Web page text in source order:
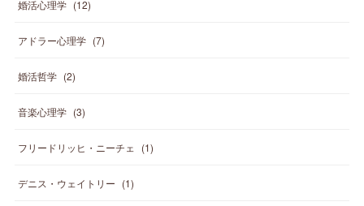
婚活心理学 (12)
アドラー心理学 (7)
婚活哲学 (2)
音楽心理学 (3)
フリードリッヒ・ニーチェ (1)
デニス・ウェイトリー (1)